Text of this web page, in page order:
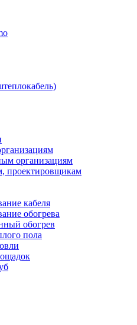
организациям
проектировщикам
кабеля
обогрева
обогрев
пола